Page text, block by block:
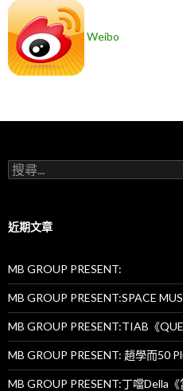
Weibo
搜
尋
字:
近期文章
MB GROUP PRESENT:
MB GROUP PRESENT:SPACE
MB GROUP PRESENT:TIAB《
MB GROUP PRESENT: 趙學而50
MB GROUP PRESENT:丁噹Della